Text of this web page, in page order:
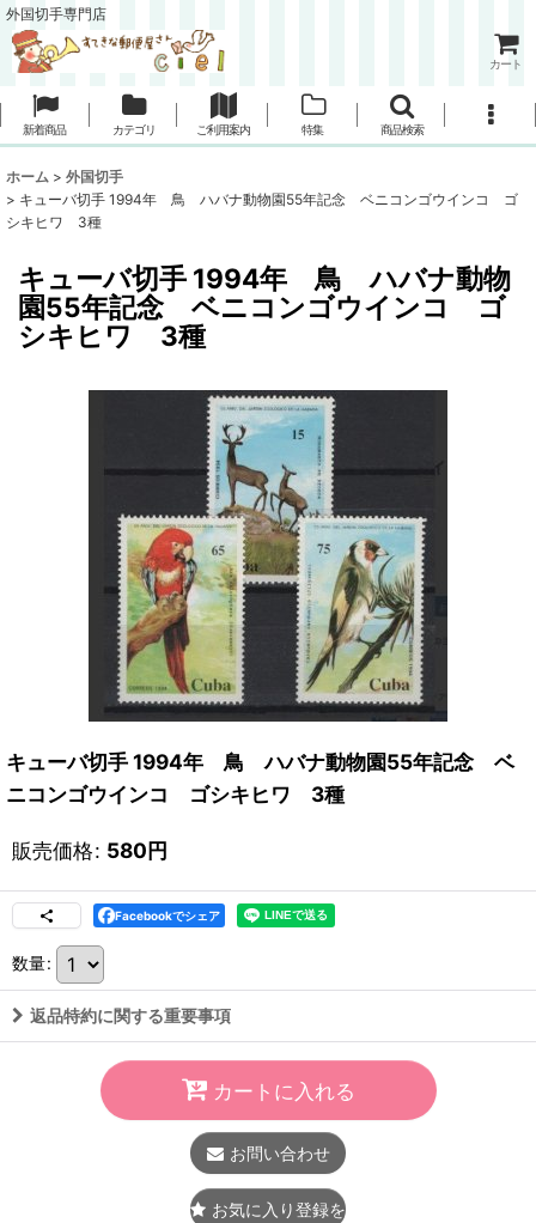
外国切手専門店
カート
新着商品 カテゴリ ご利用案内 特集 商品検索
ホーム > 外国切手
> キューバ切手 1994年 鳥 ハバナ動物園55年記念 ベニコンゴウインコ ゴ
シキヒワ 3種
キューバ切手 1994年 鳥 ハバナ動物
園55年記念 ベニコンゴウインコ ゴ
シキヒワ 3種
キューバ切手 1994年 鳥 ハバナ動物園55年記念 ベ
ニコンゴウインコ ゴシキヒワ 3種
販売価格: 580円
Facebookでシェア
数量:
返品特約に関する重要事項
カートに入れる
お問い合わせ
お気に入り登録をする